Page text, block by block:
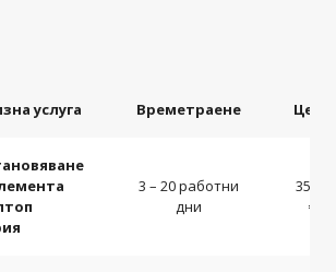
услуга Времетраене Цена
3 – 20 работни
дни
35-42
€